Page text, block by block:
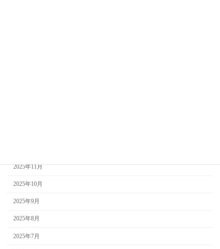
2025年11月
2025年10月
2025年9月
2025年8月
2025年7月